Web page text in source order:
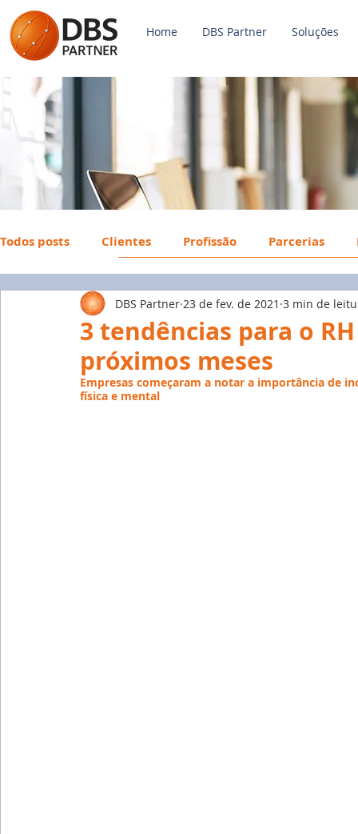
Home DBS Partner Soluções
Todos posts Clientes Profissão Parcerias
FGTS Mercado de Trabalho
Avaliação de Desempenho
3 tendências para o
próximos meses
DBS Partner 23 de fev. de 2021 3 min de
Empresas começaram a notar a importância de
física e mental